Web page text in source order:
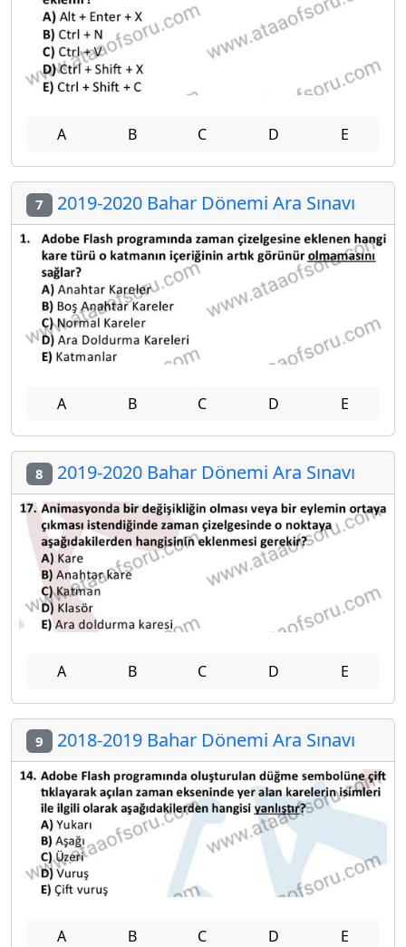
A B C D E
7 2019-2020 Bahar Dönemi Ara Sınavı
A B C D E
8 2019-2020 Bahar Dönemi Ara Sınavı
A B C D E
9 2018-2019 Bahar Dönemi Ara Sınavı
A B C D E